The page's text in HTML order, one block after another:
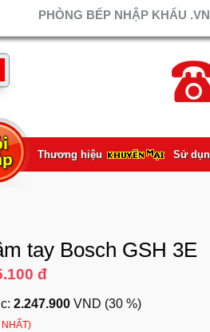
PHÒNG BẾP NHẬP KHẨU
Thương hiệu Sử
tay Bosch GSH 3E
đ
2.247.900 VND (30 %)